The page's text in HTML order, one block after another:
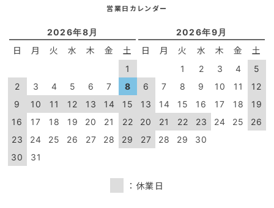
営業日カレンダー
2026年8月
日 月 火 水 木 金 土
1
2
3 4 5 6 7
8
9
10 11 12 13 14
15
16
17 18 19 20 21
22
23
24 25 26 27 28
29
30
31
2026年9月
日 月 火 水 木 金 土
1 2 3 4
5
6
7 8 9 10 11
12
13
14 15 16 17 18
19
20
21 22 23 24 25
26
27
28 29 30
：休業日